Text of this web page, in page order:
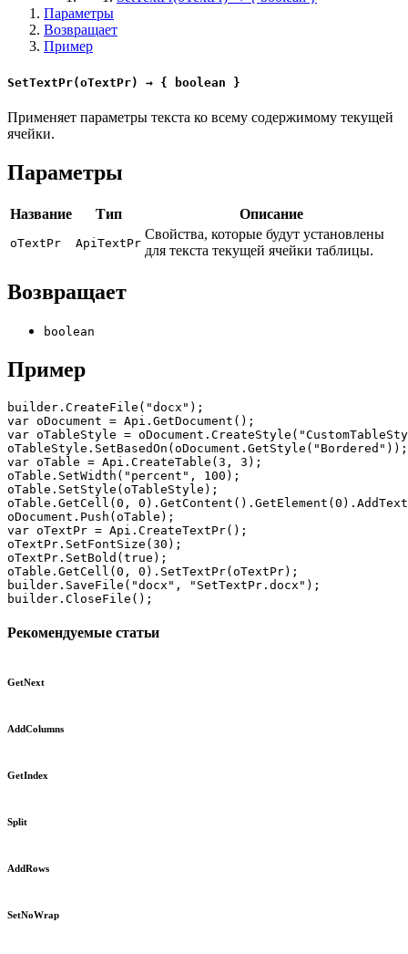
Параметры
Возвращает
Пример
SetTextPr(oTextPr) → { boolean }
Применяет параметры текста ко всему содержимому текущей
ячейки.
Параметры
Название Тип Описание
oTextPr ApiTextPr
Свойства, которые будут установлены
для текста текущей ячейки таблицы.
Возвращает
boolean
Пример
builder.CreateFile("docx");
var oDocument = Api.GetDocument();
var oTableStyle =
oTableStyle.SetBasedOn(oDocument.GetStyle("Bordered"));
var oTable = Api.CreateTable(3, 3);
oTable.SetWidth("percent", 100);
oTable.SetStyle(oTableStyle);
oTable.GetCell(0,
oDocument.Push(oTable);
var oTextPr = Api.CreateTextPr();
oTextPr.SetFontSize(30);
oTextPr.SetBold(true);
oTable.GetCell(0, 0).SetTextPr(oTextPr);
builder.SaveFile("docx", "SetTextPr.docx");
builder.CloseFile();
Рекомендуемые статьи
GetNext
AddColumns
GetIndex
Split
AddRows
SetNoWrap